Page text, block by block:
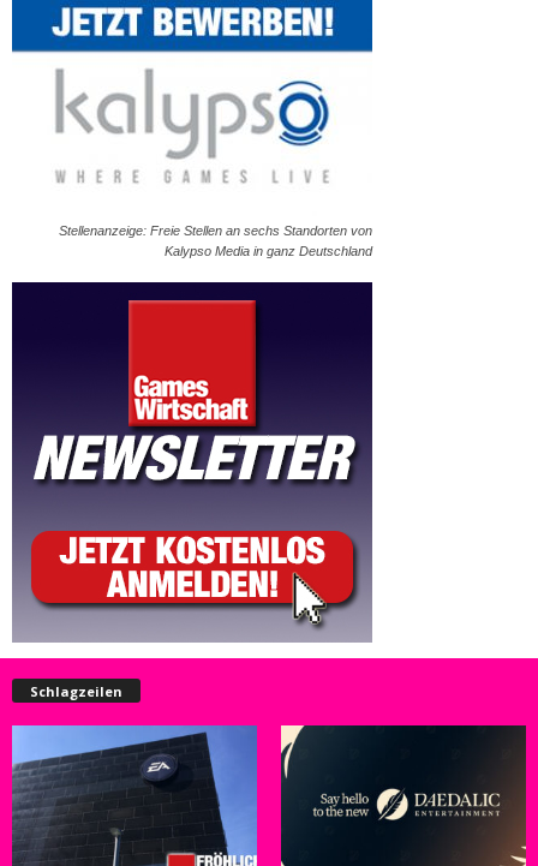
Stellenanzeige: Freie Stellen an sechs Standorten von
Kalypso Media in ganz Deutschland
Schlagzeilen